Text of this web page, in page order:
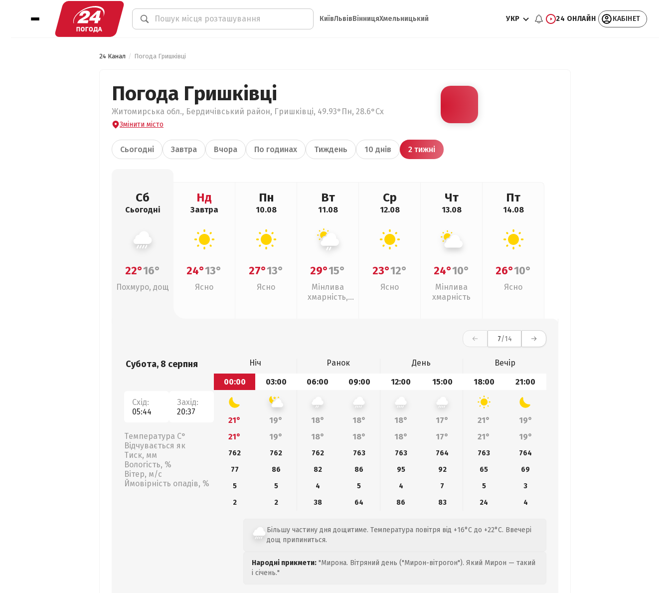
КиївЛьвівВінницяХмельницький УКР 24 ОНЛАЙН КАБІНЕТ
24 Канал Погода Гришківці
Погода Гришківці
Житомирська обл., Бердичівський район, Гришківці, 49.93°Пн, 28.6°Сх
Змінити місто
Сьогодні Завтра Вчора По годинах Тиждень 10 днів 2 тижні
Сб
Сьогодні
22°16°
Похмуро, дощ
Нд
Завтра
24°13°
Ясно
Пн
10.08
27°13°
Ясно
Вт
11.08
29°15°
Мінлива
хмарність,
Ср
12.08
23°12°
Ясно
Чт
13.08
24°10°
Мінлива
хмарність
Пт
14.08
26°10°
Ясно
7/14
Субота, 8 серпня
Схід:
05:44
Захід:
20:37
Температура С°
Відчувається як
Тиск, мм
Вологість, %
Вітер, м/с
Ймовірність опадів, %
Ніч Ранок День
Вечір
00:00
03:00 06:00 09:00 12:00 15:00 18:00 21:00
21° 19° 18° 18° 18° 17° 21°
19°
21°
19° 18° 18° 18° 17° 21° 19°
762 762 762 763 763 764 763
764
77
86 82 86 95 92 65
69
5
5 4 5 4 7 5
3
2
2 38 64 86 83 24 4
Більшу частину дня дощитиме. Температура повітря від +16°C до +22°C. Ввечері
дощ припиниться.
Народні прикмети: "Мирона. Вітряний день ("Мирон-вітрогон"). Який Мирон — такий
і січень."